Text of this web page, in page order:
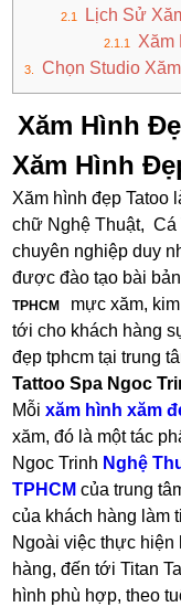
Lịch Sử
Xăm
Chọn Studio
Xăm Hình
Xăm Hình
Xăm hình đẹp Tatoo
chữ Nghệ Thuật,
chuyên nghiệp duy
được đào tạo bài
TPHCM
mực xăm,
tới cho khách hàng
đẹp tphcm tại trung
Tattoo Spa Ngoc
Mỗi xăm hình xăm
xăm, đó là một tác
Ngoc Trinh Nghệ
TPHCM của trung
của khách hàng làm
Ngoài việc thực hiện
hàng, đến tới Titan
hình phù hợp, theo